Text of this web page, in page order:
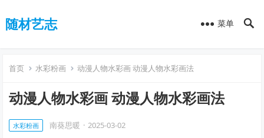
随材艺志 菜单
首页 水彩粉画 动漫人物水彩画 动漫人物水彩画法
动漫人物水彩画 动漫人物水彩画法
水彩粉画 南葵思暖 · 2025-03-02